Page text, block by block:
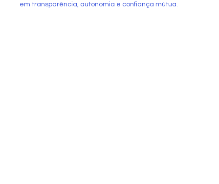
em transparência, autonomia e confiança mútua.